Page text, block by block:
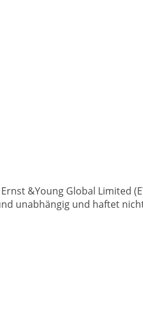
&Young Global Limited
unabhängig und haftet